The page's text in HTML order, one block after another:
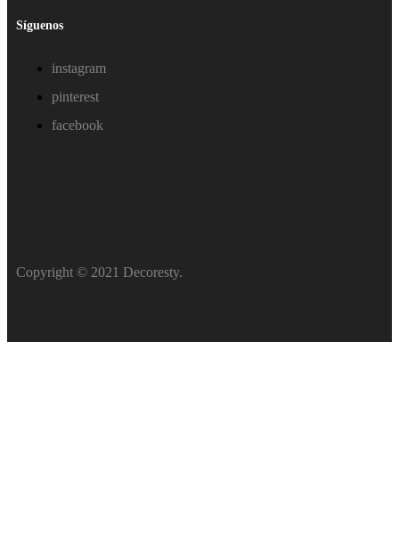
Síguenos
instagram
pinterest
facebook
Copyright © 2021 Decoresty.